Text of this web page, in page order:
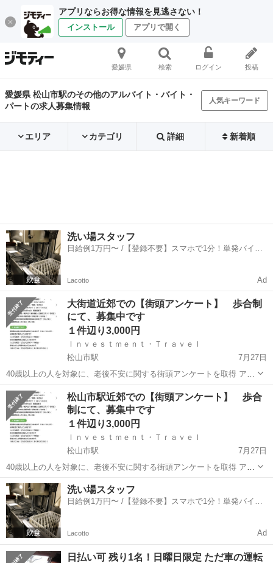
アプリならお得な情報を見逃さない！
インストール アプリで開く
愛媛県 検索 ログイン 投稿
愛媛県 松山市駅のその他のアルバイト・バイト・
パートの求人募集情報
人気キーワード
エリア カテゴリ 詳細 新着順
洗い場スタッフ
日給例1万円〜 /【登録不要】スマホで1分！単発バイト
Lacotto Ad
大街道近郊での【街頭アンケート】 歩合制
にて、募集中です
１件辺り3,000円
Ｉｎｖｅｓｔｍｅｎｔ・Ｔｒａｖｅｌ
松山市駅
7月27日
40歳以上の人を対象に、老後不安に関する街頭アンケートを取得 アン
ケートを記載頂いた後に、LINEへの登録・調査員コードの入力・送信
を実施 アンケートの回答及びLINE登録・調査員コードの入力・送信
を、１件とカウ...
愛媛 松山市 松山市駅 その他 アンケート
松山市駅近郊での【街頭アンケート】 歩合
制にて、募集中です
１件辺り3,000円
Ｉｎｖｅｓｔｍｅｎｔ・Ｔｒａｖｅｌ
松山市駅
7月27日
40歳以上の人を対象に、老後不安に関する街頭アンケートを取得 アン
ケートを記載頂いた後に、LINEへの登録・調査員コードの入力・送信
を実施 アンケートの回答及びLINE登録・調査員コードの入力・送信
を、１件とカウ...
愛媛 松山市 松山市駅
洗い場スタッフ
日給例1万円〜 /【登録不要】スマホで1分！単発バイト
Lacotto Ad
日払い可 残り1名！日曜日限定 ただ車の運転